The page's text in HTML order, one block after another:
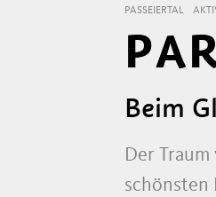
PASSEIERTAL
Beim
Der
schönsten